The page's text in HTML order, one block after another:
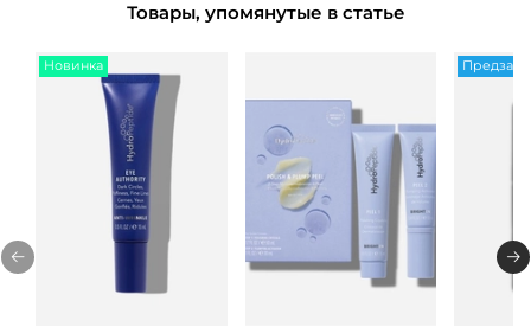
Товары, упомянутые в статье
Новинка